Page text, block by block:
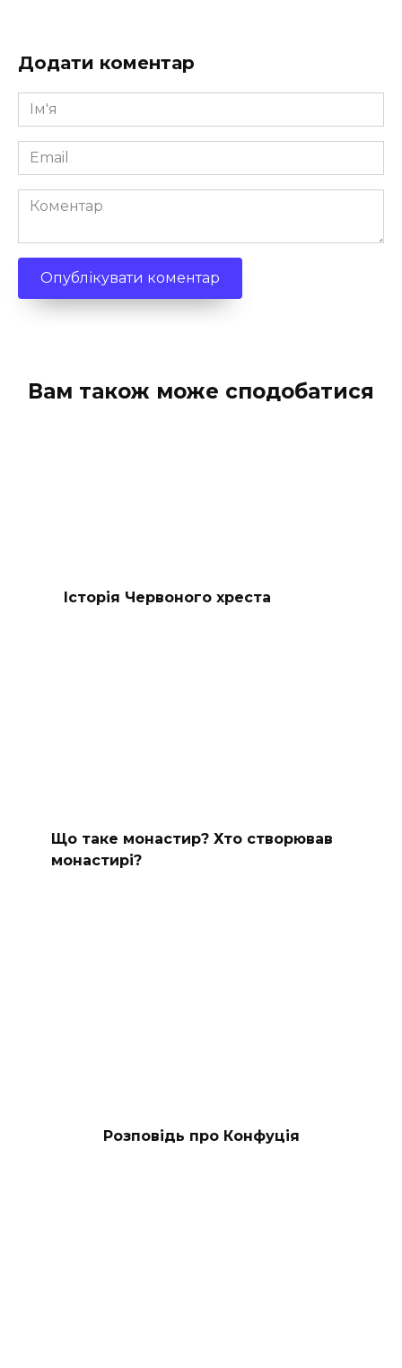
Додати коментар
Ім'я
*
Email
*
Коментар
Вам також може сподобатися
Історія Червоного хреста
Що таке монастир? Хто створював
монастирі?
Розповідь про Конфуція